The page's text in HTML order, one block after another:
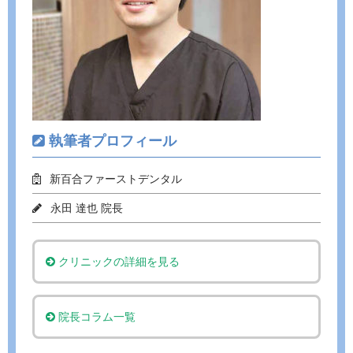
執筆者プロフィール
新百合ファーストデンタル
永田 達也 院長
クリニックの詳細を見る
院長コラム一覧